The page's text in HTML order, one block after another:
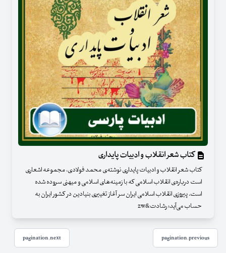
کتاب شعر انقلاب و ادبیات پایداری
کتاب شعر انقلاب و ادبیات پایداری نوشته‌ی محمد فولادی، مجموعه اشعاری
است درباره‌ی انقلاب اسلامی که با زمینه‌های اسلامی و میهنی سروده شده
است. پیروزی انقلاب اسلامی ایران سر آغاز تغییری بنیادین در کشور ایران به
حساب می‌آید؛ رشادت&zw
pagination.previous
pagination.next